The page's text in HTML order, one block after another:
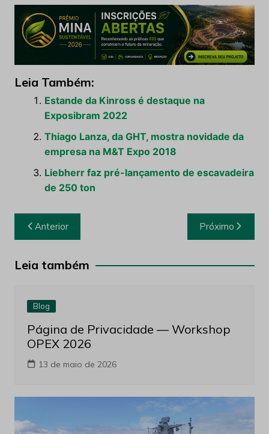
Leia Também:
Estande da Kinross é destaque na
Exposibram 2022
Thiago Lanza, da GHT, mostra novidade da
empresa na M&T Expo 2018
Liebherr faz pré-lançamento de escavadeira
de 250 ton
Navegação
de
Post
Anterior Próximo
Leia também
Blog
Página de Privacidade — Workshop
OPEX 2026
13 de maio de 2026